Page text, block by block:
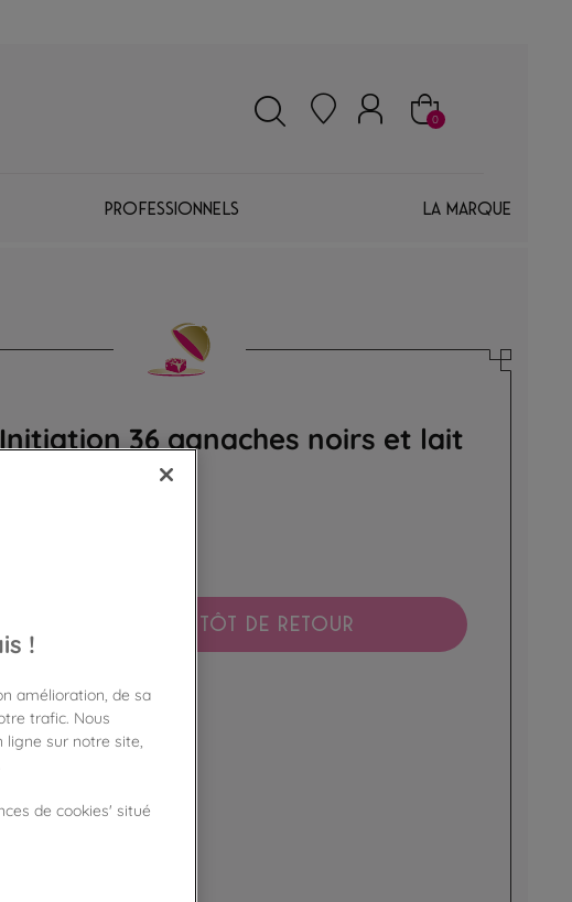
0
Professionnels La marque
36 ganaches noirs et lait
ganaches premium
BIENTÔT DE RETOUR
en boutique !
la disponibilité en magasin
port offert
!
amélioration, de sa
trafic. Nous
sur notre site,
de cookies' situé